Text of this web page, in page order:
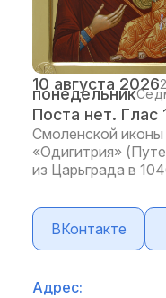
10 августа 2026
понедельник
Поста нет. Глас
Смоленской
«Одигитрия»
из Царьграда в
ВКонтакте
Адрес: